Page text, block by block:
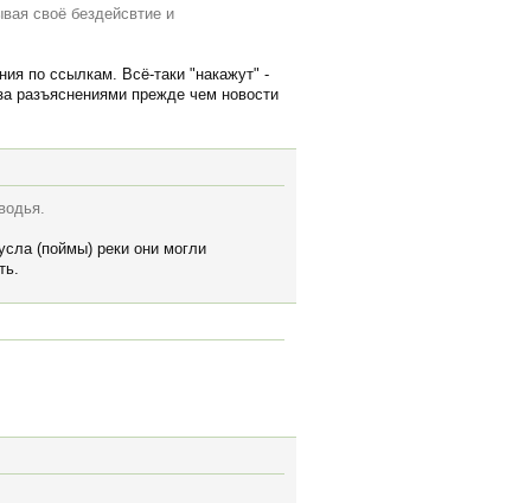
своё бездейсвтие и
по ссылкам. Всё-таки "накажут" -
разъяснениями прежде чем новости
(поймы) реки они могли